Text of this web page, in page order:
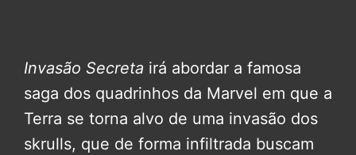
Invasão Secreta irá abordar a famosa
saga dos quadrinhos da Marvel em que a
Terra se torna alvo de uma invasão dos
skrulls, que de forma infiltrada buscam